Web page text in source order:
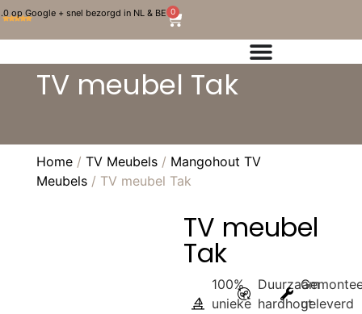
op Google + snel bezorgd in NL & BE 0
TV meubel Tak
Home/ TV Meubels/ Mangohout TV
Meubels/ TV meubel Tak
TV meubel
Tak
100%
unieke
Duurzaam
hardhoutgeleverd